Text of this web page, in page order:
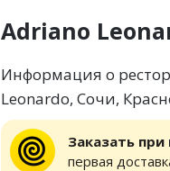
Adriano
Информация о
Leonardo, Сочи,
Заказать
первая